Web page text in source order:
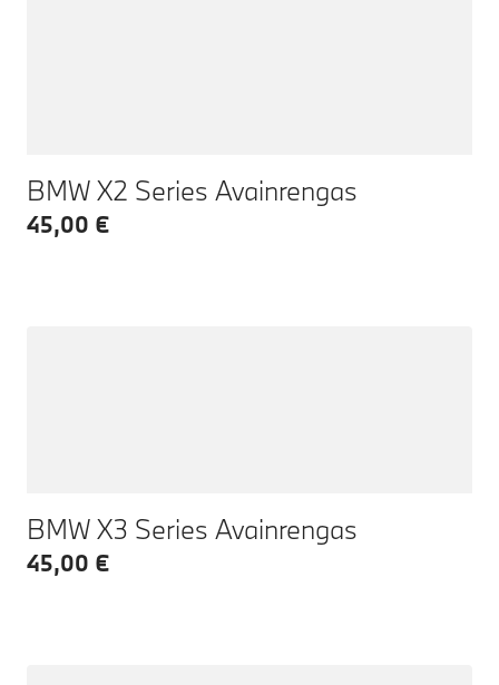
BMW X2 Series Avainrengas
45,00 €
BMW X3 Series Avainrengas
45,00 €